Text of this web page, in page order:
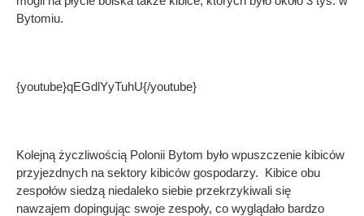
Bytomiu.
{youtube}qEGdlYyTuhU{/youtube}
Kolejną życzliwością Polonii Bytom było wpuszczenie kibiców
przyjezdnych na sektory kibiców gospodarzy. Kibice obu
zespołów siedzą niedaleko siebie przekrzykiwali się
nawzajem dopingując swoje zespoły, co wyglądało bardzo